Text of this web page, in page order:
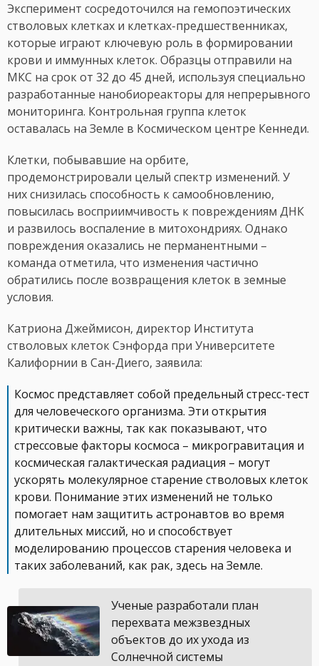
Эксперимент сосредоточился на гемопоэтических
стволовых клетках и клетках-предшественниках,
которые играют ключевую роль в формировании
крови и иммунных клеток. Образцы отправили на
МКС на срок от 32 до 45 дней, используя специально
разработанные нанобиореакторы для непрерывного
мониторинга. Контрольная группа клеток
оставалась на Земле в Космическом центре Кеннеди.
Клетки, побывавшие на орбите,
продемонстрировали целый спектр изменений. У
них снизилась способность к самообновлению,
повысилась восприимчивость к повреждениям ДНК
и развилось воспаление в митохондриях. Однако
повреждения оказались не перманентными –
команда отметила, что изменения частично
обратились после возвращения клеток в земные
условия.
Катриона Джеймисон, директор Института
стволовых клеток Сэнфорда при Университете
Калифорнии в Сан-Диего, заявила:
Космос представляет собой предельный стресс-тест
для человеческого организма. Эти открытия
критически важны, так как показывают, что
стрессовые факторы космоса – микрогравитация и
космическая галактическая радиация – могут
ускорять молекулярное старение стволовых клеток
крови. Понимание этих изменений не только
помогает нам защитить астронавтов во время
длительных миссий, но и способствует
моделированию процессов старения человека и
таких заболеваний, как рак, здесь на Земле.
Ученые разработали план
перехвата межзвездных
объектов до их ухода из
Солнечной системы